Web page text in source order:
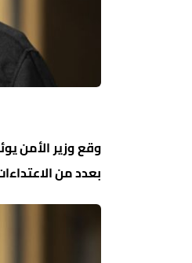
وقع وزير الأمن
بعدد من